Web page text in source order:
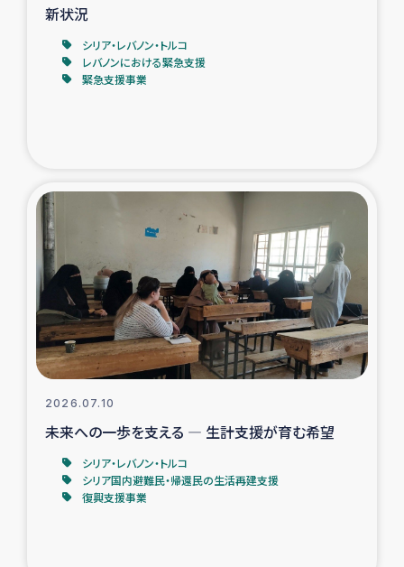
新状況
シリア・レバノン・トルコ
レバノンにおける緊急支援
緊急支援事業
2026.07.10
未来への一歩を支える ― 生計支援が育む希望
シリア・レバノン・トルコ
シリア国内避難民・帰還民の生活再建支援
復興支援事業